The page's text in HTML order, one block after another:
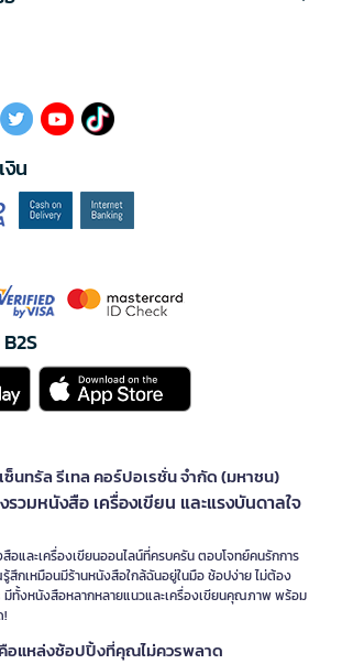
งิน
ซ็นทรัล รีเทล คอร์ปอเรชั่น จำกัด (มหาชน)
รวมหนังสือ เครื่องเขียน และแรงบันดาลใจ
อและเครื่องเขียนออนไลน์ที่ครบครัน ตอบโจทย์คนรักการ
สึกเหมือนมีร้านหนังสือใกล้ฉันอยู่ในมือ ช้อปง่าย ไม่ต้อง
มีทั้งหนังสือหลากหลายแนวและเครื่องเขียนคุณภาพ พร้อม
!
คือแหล่งช้อปปิ้งที่คุณไม่ควรพลาด